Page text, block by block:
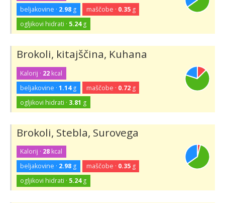
beljakovine · 2.98 g maščobe · 0.35g
ogljikovi hidrati · 5.24g
Brokoli, kitajščina, Kuhana
Kalorij · 22 kcal
beljakovine ·1.14g maščobe · 0.72g
ogljikovi hidrati · 3.81 g
Brokoli, Stebla, Surovega
Kalorij · 28 kcal
beljakovine · 2.98 g maščobe · 0.35g
ogljikovi hidrati · 5.24g